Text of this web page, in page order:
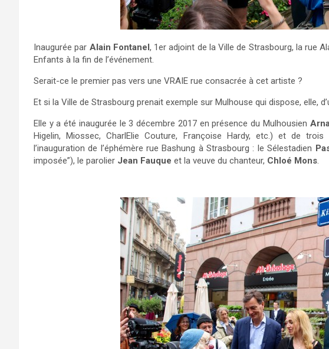
Inaugurée par Alain Fontanel, 1er adjoint de la Ville de Strasbourg, la rue
Enfants à la fin de l’événement.
Serait-ce le premier pas vers une VRAIE rue consacrée à cet artiste ?
Et si la Ville de Strasbourg prenait exemple sur Mulhouse qui dispose, elle,
Elle y a été inaugurée le 3 décembre 2017 en présence du Mulhousien
Higelin, Miossec, CharlElie Couture, Françoise Hardy, etc.) et de
l’inauguration de l’éphémère rue Bashung à Strasbourg : le Sélestadien
imposée”), le parolier Jean Fauque et la veuve du chanteur, Chloé Mons